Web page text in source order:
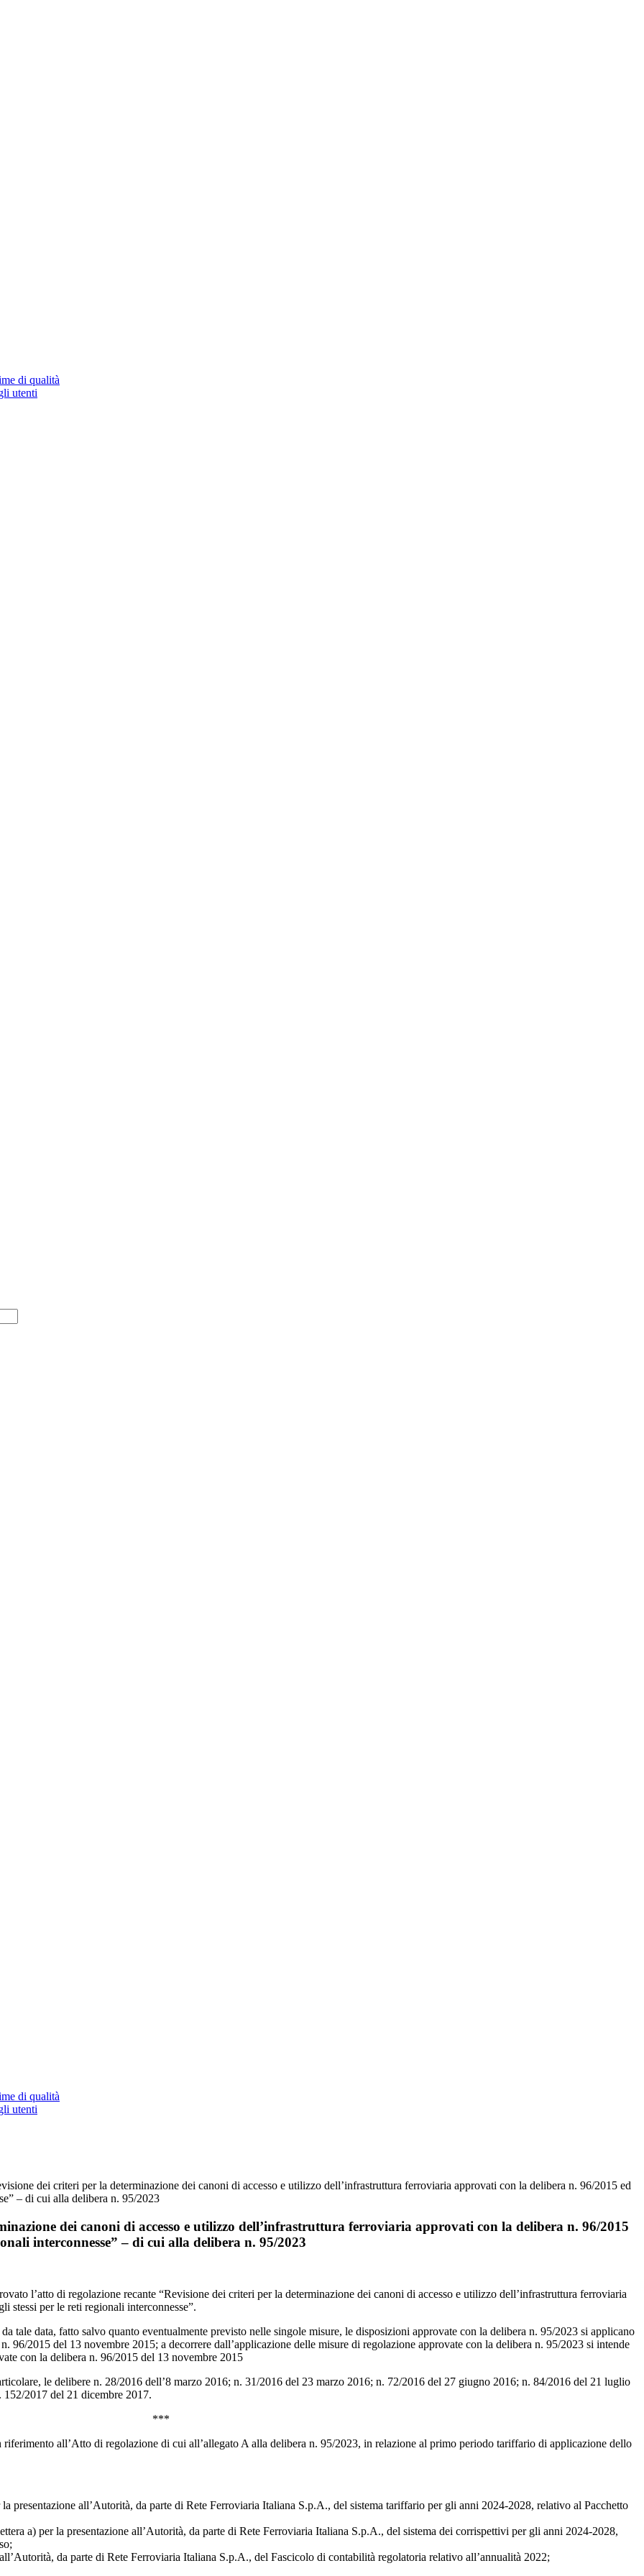
di qualità
utenti
di qualità
utenti
dei criteri per la determinazione dei canoni di accesso e utilizzo dell’infrastruttura ferroviaria approvati con la delibera n. 96/2015 ed
– di cui alla delibera n. 95/2023
dei canoni di accesso e utilizzo dell’infrastruttura ferroviaria approvati con la delibera n. 96/2015
interconnesse” – di cui alla delibera n. 95/2023
l’atto di regolazione recante “Revisione dei criteri per la determinazione dei canoni di accesso e utilizzo dell’infrastruttura ferroviaria
stessi per le reti regionali interconnesse”.
tale data, fatto salvo quanto eventualmente previsto nelle singole misure, le disposizioni approvate con la delibera n. 95/2023 si applicano
2015 del 13 novembre 2015; a decorrere dall’applicazione delle misure di regolazione approvate con la delibera n. 95/2023 si intende
con la delibera n. 96/2015 del 13 novembre 2015
le delibere n. 28/2016 dell’8 marzo 2016; n. 31/2016 del 23 marzo 2016; n. 72/2016 del 27 giugno 2016; n. 84/2016 del 21 luglio
2017 del 21 dicembre 2017.
***
all’Atto di regolazione di cui all’allegato A alla delibera n. 95/2023, in relazione al primo periodo tariffario di applicazione dello
presentazione all’Autorità, da parte di Rete Ferroviaria Italiana S.p.A., del sistema tariffario per gli anni 2024-2028, relativo al Pacchetto
a) per la presentazione all’Autorità, da parte di Rete Ferroviaria Italiana S.p.A., del sistema dei corrispettivi per gli anni 2024-2028,
da parte di Rete Ferroviaria Italiana S.p.A., del Fascicolo di contabilità regolatoria relativo all’annualità 2022;